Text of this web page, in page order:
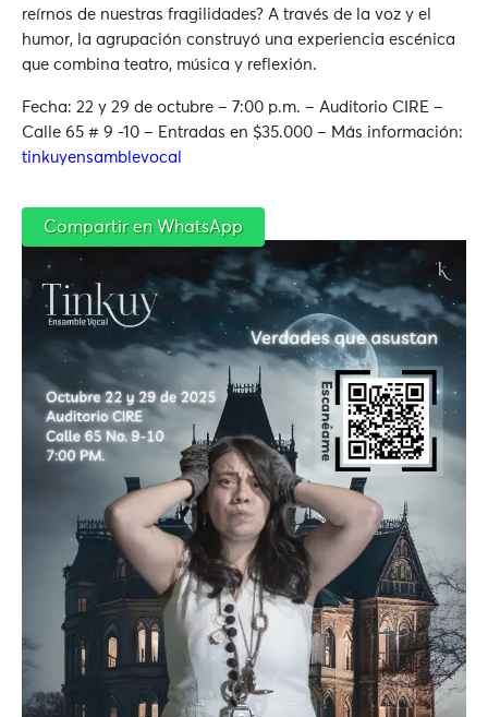
reírnos de nuestras fragilidades? A través de la voz y el
humor, la agrupación construyó una experiencia escénica
que combina teatro, música y reflexión.
Fecha: 22 y 29 de octubre – 7:00 p.m. – Auditorio CIRE –
Calle 65 # 9 -10 – Entradas en $35.000 – Más información:
tinkuyensamblevocal
Compartir en WhatsApp